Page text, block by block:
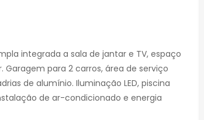
integrada a sala de jantar e TV, espaço
para 2 carros, área de serviço
de alumínio. Iluminação LED, piscina
de ar-condicionado e energia